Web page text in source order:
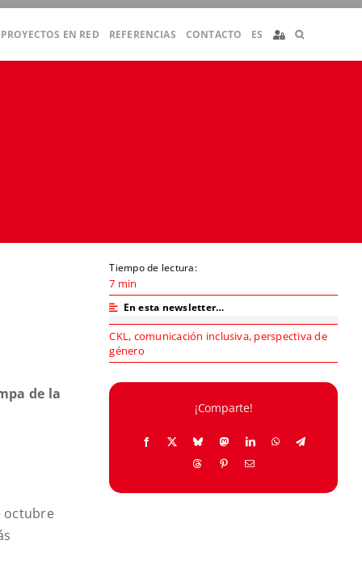
PROYECTOS EN RED REFERENCIAS CONTACTO ES
de la
octubre
Tiempo de lectura:
7 min
En esta newsletter…
CKL, comunicación inclusiva, perspectiva de
género
¡Comparte!